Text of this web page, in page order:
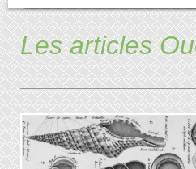
Les articles